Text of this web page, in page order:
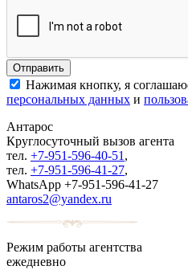
Нажимая кнопку, я
персональных данных и
Антарос
Круглосуточный вызов агента
тел. +7-951-596-40-51 ,
тел. +7-951-596-41-27,
WhatsApp +7-951-596-41-27
antaros2@yandex.ru
Режим работы агентства
ежедневно